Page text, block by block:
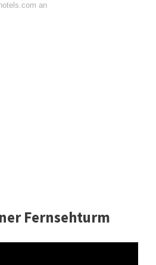
an
Fernsehturm